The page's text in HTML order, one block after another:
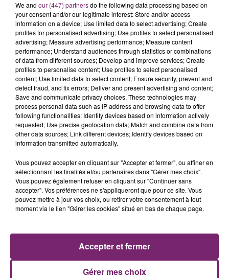
La Bulle - Guinguette éphémère
de Frelinghien !
éclipse solaire du 12 Août 2026
We and our (447) partnersdo the following data processing based on
your consent and/or our legitimate interest: Store and/or access
information on a device; Use limited data to select advertising; Create
profiles for personalised advertising; Use profiles to select personalised
advertising; Measure advertising performance; Measure content
performance; Understand audiences through statistics or combinations
of data from different sources; Develop and improve services; Create
profiles to personalise content; Use profiles to select personalised
content; Use limited data to select content; Ensure security, prevent and
detect fraud, and fix errors; Deliver and present advertising and content;
Save and communicate privacy choices. These technologies may
process personal data such as IP address and browsing data to offer
following functionalities: Identify devices based on information actively
requested; Use precise geolocation data; Match and combine data from
other data sources; Link different devices; Identify devices based on
information transmitted automatically.
Vous pouvez accepter en cliquant sur "Accepter et fermer", ou affiner en
sélectionnant les finalités et/ou partenaires dans "Gérer mes choix".
Vous pouvez également refuser en cliquant sur "Continuer sans
accepter". Vos préférences ne s'appliqueront que pour ce site. Vous
pouvez mettre à jour vos choix, ou retirer votre consentement à tout
moment via le lien "Gérer les cookies" situé en bas de chaque page.
Gérer mes choix
Accepter et fermer